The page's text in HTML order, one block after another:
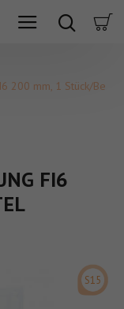
200 mm, 1 Stück/Be
FI6
S15